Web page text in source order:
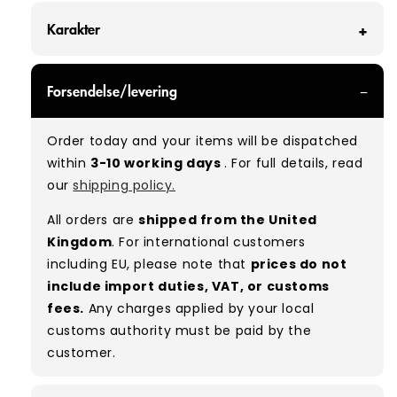
Karakter
you can expect a mix of items in great and
good condition. Some will be defect-free, while
others will show signs of wear. There is no set
ratio between Grade A and Grade B items
included in our bales due to the nature of
used/vintage clothing.
Typical mix:A 80% B 20%(approx.)
Forsendelse/levering
Order today and your items will be dispatched
within 3-10 working days. For full details, read
ourshipping policy.
All orders are shipped from the United
Kingdom. For international customers
including EU, please note that prices do not
include import duties, VAT, or customs
fees. Any charges applied by your local
customs authority must be paid by the
customer.